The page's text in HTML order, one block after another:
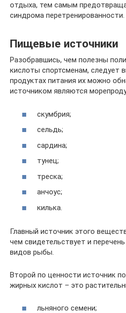
отдыха, тем самым
синдрома перетренированности.
Пищевые источники
Разобравшись, чем полезны
кислоты спортсменам, следует
продуктах питания их можно
источником являются
скумбрия;
сельдь;
сардина;
тунец;
треска;
анчоус;
килька.
Главный источник этого
чем свидетельствует и
видов рыбы.
Второй по ценности источник
жирных кислот – это
льняного семени;